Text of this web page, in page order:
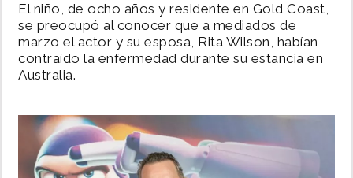
POLÍTICA
SHOW
DEPORTES
MUNDO
El niño, de ocho años y residente en Gold Coast,
se preocupó al conocer que a mediados de
marzo el actor y su esposa, Rita Wilson, habían
contraído la enfermedad durante su estancia en
Australia.